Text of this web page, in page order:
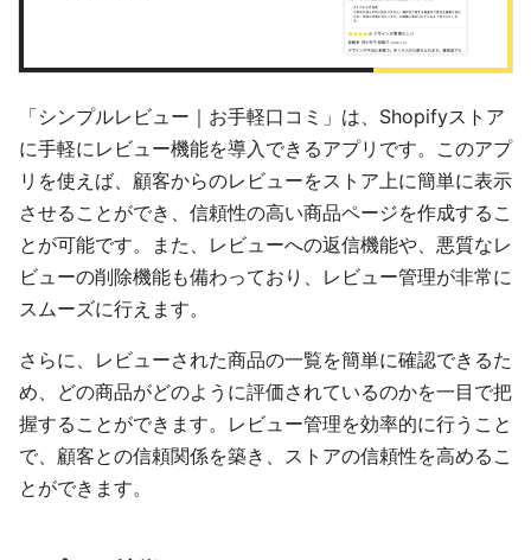
「シンプルレビュー｜お手軽口コミ」は、Shopifyストア
に手軽にレビュー機能を導入できるアプリです。このアプ
リを使えば、顧客からのレビューをストア上に簡単に表示
させることができ、信頼性の高い商品ページを作成するこ
とが可能です。また、レビューへの返信機能や、悪質なレ
ビューの削除機能も備わっており、レビュー管理が非常に
スムーズに行えます。
さらに、レビューされた商品の一覧を簡単に確認できるた
め、どの商品がどのように評価されているのかを一目で把
握することができます。レビュー管理を効率的に行うこと
で、顧客との信頼関係を築き、ストアの信頼性を高めるこ
とができます。